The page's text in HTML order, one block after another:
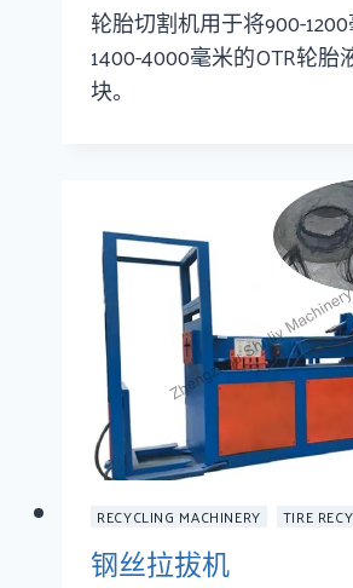
轮胎切割机用于将900-
1400-4000毫米的OTR轮胎
块。
RECYCLING MACHINERY TIRE
钢丝拉拔机